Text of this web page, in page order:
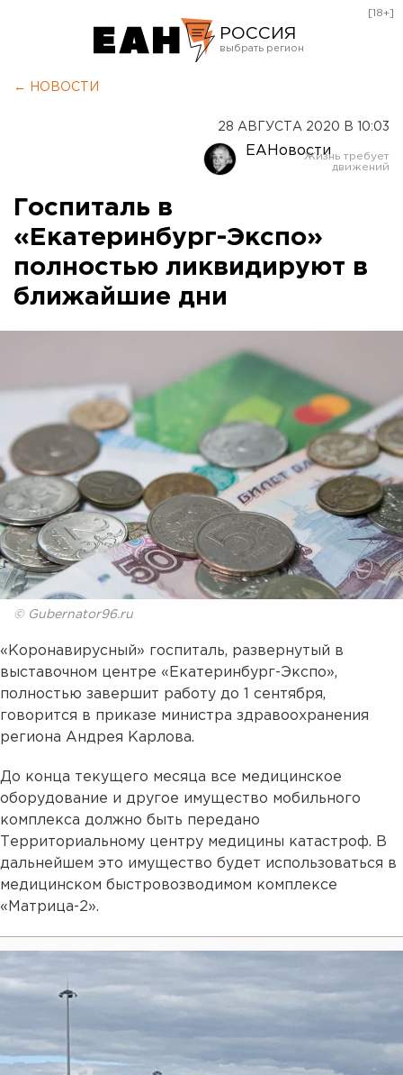
РОССИЯ
Оренбург
[18+]
← НОВОСТИ
28 АВГУСТА 2020 В 10:03
ЕАНовости
Госпиталь в
«Екатеринбург-Экспо»
полностью ликвидируют в
ближайшие дни
© Gubernator96.ru
«Коронавирусный» госпиталь, развернутый в
выставочном центре «Екатеринбург-Экспо»,
полностью завершит работу до 1 сентября,
говорится в приказе министра здравоохранения
региона Андрея Карлова.
До конца текущего месяца все медицинское
оборудование и другое имущество мобильного
комплекса должно быть передано
Территориальному центру медицины катастроф. В
дальнейшем это имущество будет использоваться в
медицинском быстровозводимом комплексе
«Матрица-2».